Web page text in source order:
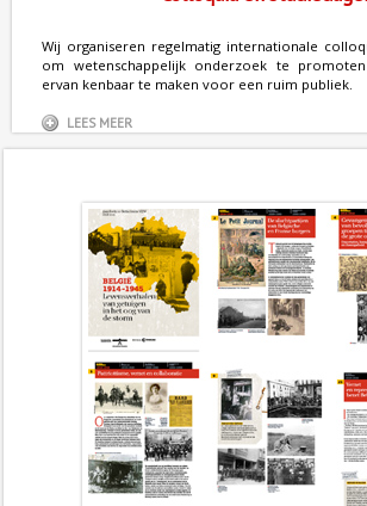
Wij organiseren regelmatig internationale
om wetenschappelijk onderzoek te
ervan kenbaar te maken voor een ruim publiek.
LEES MEER